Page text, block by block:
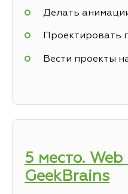
Делать
Проектировать
Вести проекты
5 место.
GeekBrains